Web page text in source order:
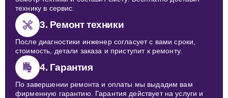
технику в сервис.
3. Ремонт техники
После диагностики инженер согласует с вами сроки,
стоимость, детали заказа и приступит к ремонту.
4. Гарантия
По завершении ремонта и оплаты мы выдадим вам
фирменную гарантию. Гарантия действует на услуги и